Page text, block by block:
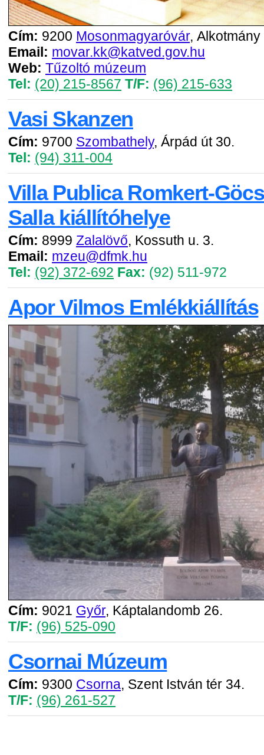
Cím: 9200 Mosonmagyaróvár, Alkotmány
Email: movar.kk@katved.gov.hu
Web: Tűzoltó múzeum
Tel: (20) 215-8567 T/F: (96) 215-633
Vasi Skanzen
Cím: 9700 Szombathely, Árpád út 30.
Tel: (94) 311-004
Villa Publica Romkert-
Salla kiállítóhelye
Cím: 8999 Zalalövő, Kossuth u. 3.
Email: mzeu@dfmk.hu
Tel: (92) 372-692 Fax: (92) 511-972
Apor Vilmos Emlékkiállítás
Cím: 9021 Győr, Káptalandomb 26.
T/F: (96) 525-090
Csornai Múzeum
Cím: 9300 Csorna, Szent István tér 34.
T/F: (96) 261-527